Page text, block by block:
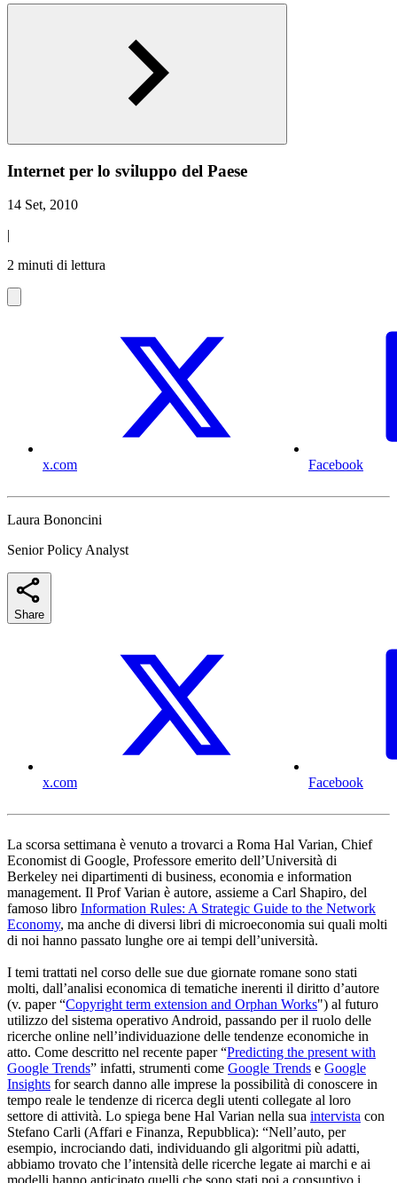
Internet per lo sviluppo del Paese
14 Set, 2010
|
2 minuti di lettura
x.com Facebook
Laura Bononcini
Senior Policy Analyst
Share
x.com Facebook
La scorsa settimana è venuto a trovarci a Roma Hal Varian, Chief
Economist di Google, Professore emerito dell’Università di
Berkeley nei dipartimenti di business, economia e information
management. Il Prof Varian è autore, assieme a Carl Shapiro, del
famoso libro Information Rules: A Strategic Guide to the Network
Economy, ma anche di diversi libri di microeconomia sui quali molti
di noi hanno passato lunghe ore ai tempi dell’università.
I temi trattati nel corso delle sue due giornate romane sono stati
molti, dall’analisi economica di tematiche inerenti il diritto d’autore
(v. paper “Copyright term extension and Orphan Works") al futuro
utilizzo del sistema operativo Android, passando per il ruolo delle
ricerche online nell’individuazione delle tendenze economiche in
atto. Come descritto nel recente paper “Predicting the present with
Google Trends” infatti, strumenti come Google Trends e Google
Insights for search danno alle imprese la possibilità di conoscere in
tempo reale le tendenze di ricerca degli utenti collegate al loro
settore di attività. Lo spiega bene Hal Varian nella sua intervista con
Stefano Carli (Affari e Finanza, Repubblica): “Nell’auto, per
esempio, incrociando dati, individuando gli algoritmi più adatti,
abbiamo trovato che l’intensità delle ricerche legate ai marchi e ai